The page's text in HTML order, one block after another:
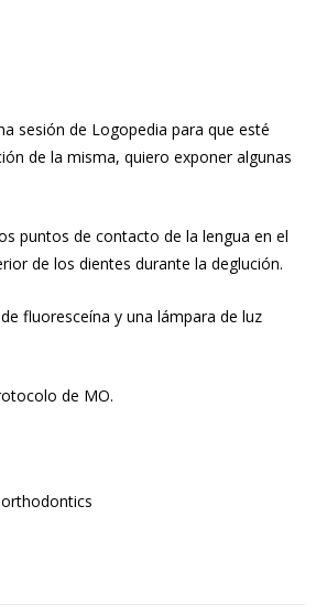
sesión de Logopedia para que esté
de la misma, quiero exponer algunas
puntos de contacto de la lengua en el
de los dientes durante la deglución.
fluoresceína y una lámpara de luz
de MO.